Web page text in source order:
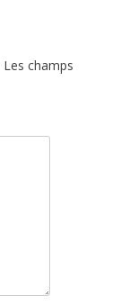
Les champs